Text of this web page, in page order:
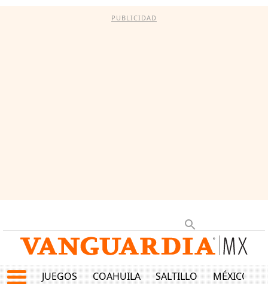
PUBLICIDAD
JUEGOS COAHUILA SALTILLO MÉXICO